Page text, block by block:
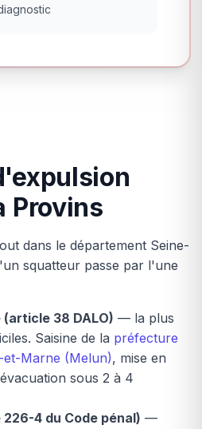
Provins
dans le département Seine-
squatteur passe par l'une
38 DALO) — la plus
Saisine de la préfecture
Marne (Melun), mise en
sous 2 à 4
4 du Code pénal) —